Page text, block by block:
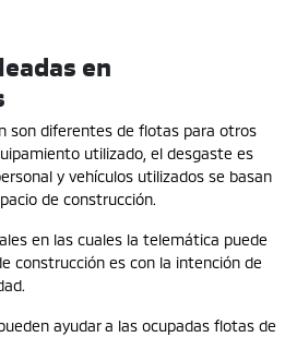
en
son diferentes de flotas para otros
utilizado, el desgaste es
y vehículos utilizados se basan
de construcción.
en las cuales la telemática puede
construcción es con la intención de
ayudar a las ocupadas flotas de